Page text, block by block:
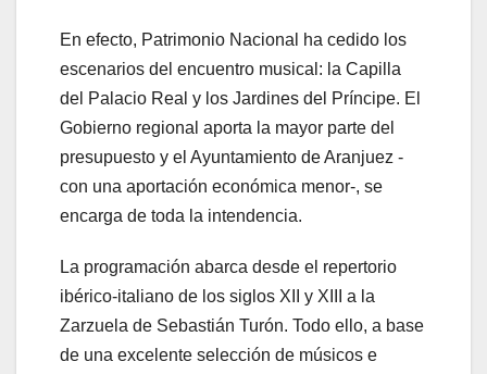
En efecto, Patrimonio Nacional ha cedido los
escenarios del encuentro musical: la Capilla
del Palacio Real y los Jardines del Príncipe. El
Gobierno regional aporta la mayor parte del
presupuesto y el Ayuntamiento de Aranjuez -
con una aportación económica menor-, se
encarga de toda la intendencia.
La programación abarca desde el repertorio
ibérico-italiano de los siglos XII y XIII a la
Zarzuela de Sebastián Turón. Todo ello, a base
de una excelente selección de músicos e